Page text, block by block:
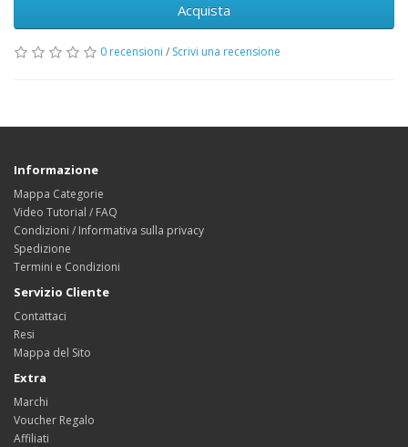
Acquista
0 recensioni / Scrivi una recensione
Informazione
Mappa Categorie
Video Tutorial / FAQ
Condizioni / Informativa sulla privacy
Spedizione
Termini e Condizioni
Servizio Cliente
Contattaci
Resi
Mappa del Sito
Extra
Marchi
Voucher Regalo
Affiliati